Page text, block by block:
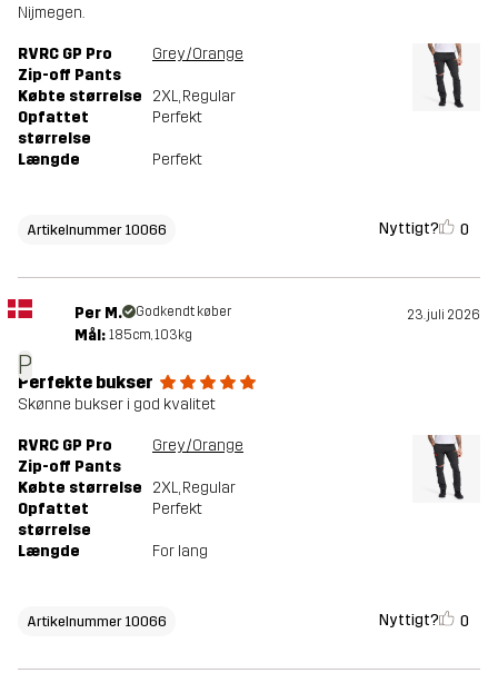
Nijmegen.
RVRC GP Pro
Zip-off Pants
Grey/Orange
Købte størrelse 2XL, Regular
Opfattet
størrelse
Perfekt
Længde Perfekt
Artikelnummer 10066 Nyttigt? 0
P
Per M. Godkendt køber 23. juli 2026
Mål: 185cm, 103kg
Perfekte bukser
Skønne bukser i god kvalitet
RVRC GP Pro
Zip-off Pants
Grey/Orange
Købte størrelse 2XL, Regular
Opfattet
størrelse
Perfekt
Længde For lang
Artikelnummer 10066 Nyttigt? 0